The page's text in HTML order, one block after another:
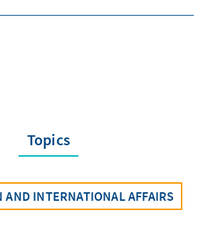
Topics
AND INTERNATIONAL AFFAIRS